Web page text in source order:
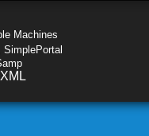
Machines
XML